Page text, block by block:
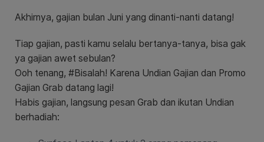
Akhirnya, gajian bulan Juni yang dinanti-nanti datang!
Tiap gajian, pasti kamu selalu bertanya-tanya, bisa gak
ya gajian awet sebulan?
Ooh tenang, #Bisalah! Karena Undian Gajian dan Promo
Gajian Grab datang lagi!
Habis gajian, langsung pesan Grab dan ikutan Undian
berhadiah: